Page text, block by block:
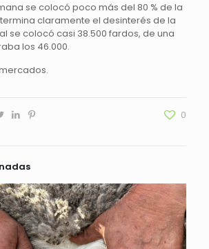
se colocó poco más del 80 % de la
claramente el desinterés de la
se colocó casi 38.500 fardos, de una
los 46.000.
0